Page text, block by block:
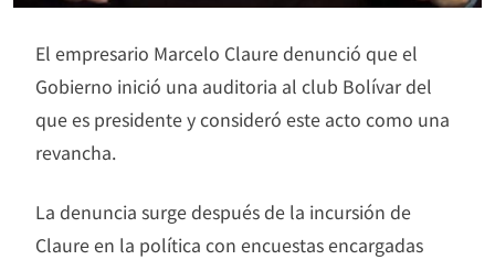
El empresario Marcelo Claure denunció que el
Gobierno inició una auditoria al club Bolívar del
que es presidente y consideró este acto como una
revancha.
La denuncia surge después de la incursión de
Claure en la política con encuestas encargadas